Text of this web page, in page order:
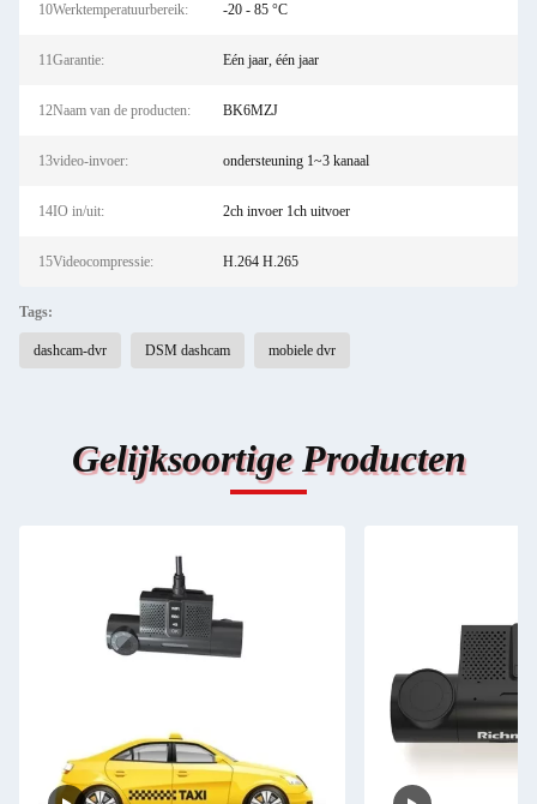
10Werktemperatuurbereik: -20 - 85 °C
11Garantie: Eén jaar, één jaar
12Naam van de producten: BK6MZJ
13video-invoer: ondersteuning 1~3 kanaal
14IO in/uit: 2ch invoer 1ch uitvoer
15Videocompressie: H.264 H.265
Tags:
dashcam-dvr DSM dashcam mobiele dvr
Gelijksoortige Producten